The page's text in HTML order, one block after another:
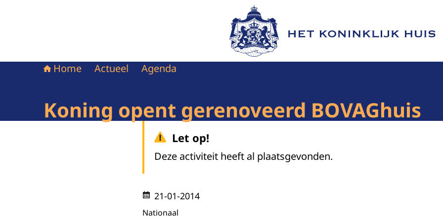
Naar de homepage van Het Koninklijk Huis
Home Actueel Agenda
Koning opent gerenoveerd BOVAGhuis
Let op!
Deze activiteit heeft al plaatsgevonden.
21-01-2014
Nationaal